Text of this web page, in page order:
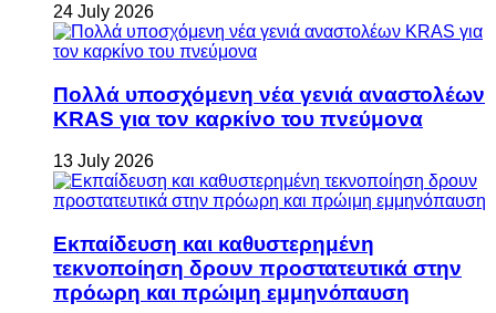
24 July 2026
Πολλά υποσχόμενη νέα γενιά αναστολέων
KRAS για τον καρκίνο του πνεύμονα
13 July 2026
Εκπαίδευση και καθυστερημένη
τεκνοποίηση δρουν προστατευτικά στην
πρόωρη και πρώιμη εμμηνόπαυση